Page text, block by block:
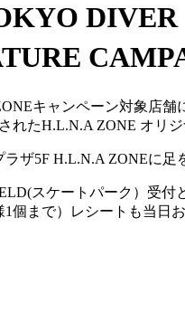
キャンペーン対象店
れたH.L.N.A ZONE オリ
ザ5F H.L.N.A ZONEに足
スケートパーク）受付
個まで）レシートも当日